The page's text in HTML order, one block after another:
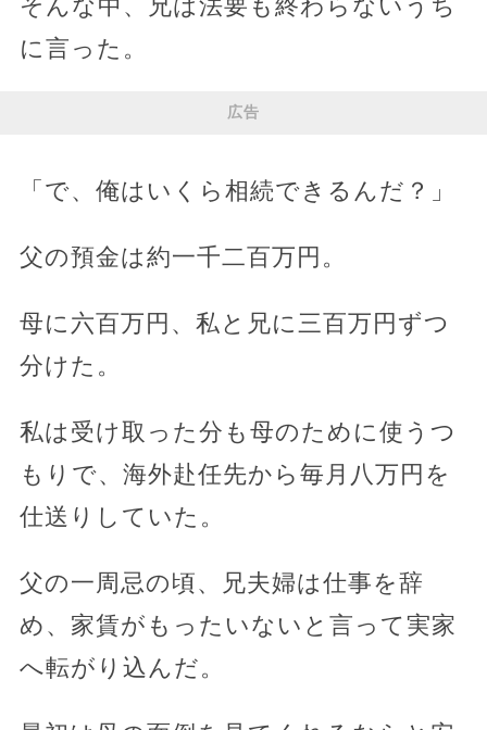
そんな中、兄は法要も終わらないうち
に言った。
広告
「で、俺はいくら相続できるんだ？」
父の預金は約一千二百万円。
母に六百万円、私と兄に三百万円ずつ
分けた。
私は受け取った分も母のために使うつ
もりで、海外赴任先から毎月八万円を
仕送りしていた。
父の一周忌の頃、兄夫婦は仕事を辞
め、家賃がもったいないと言って実家
へ転がり込んだ。